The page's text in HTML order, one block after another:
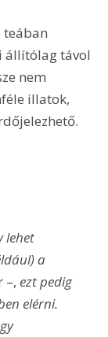
teában
állítólag távol
nem
illatok,
lehet
a
–, ezt pedig
elérni.